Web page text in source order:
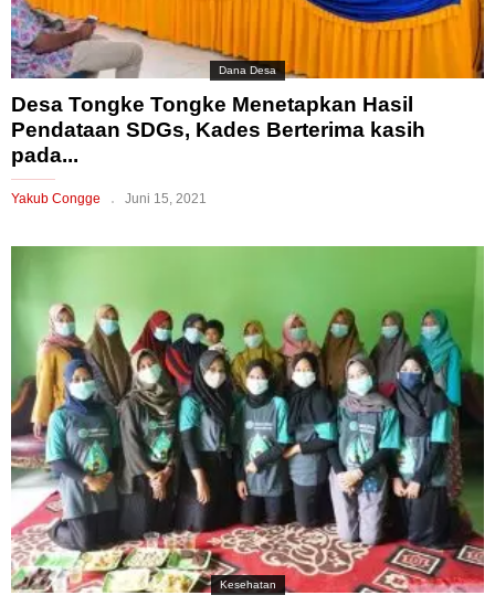
Dana Desa
Desa Tongke Tongke Menetapkan Hasil
Pendataan SDGs, Kades Berterima kasih
pada...
Yakub Congge Juni 15, 2021
Kesehatan